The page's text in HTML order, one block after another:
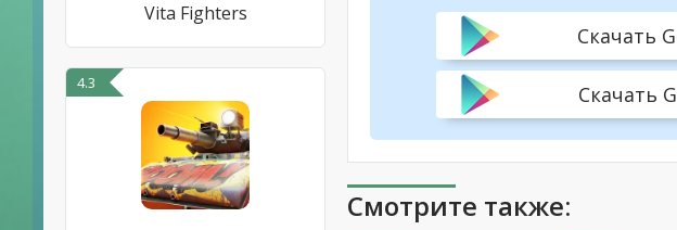
Vita Fighters
4.3
Скачать
Скачать
Смотрите также: